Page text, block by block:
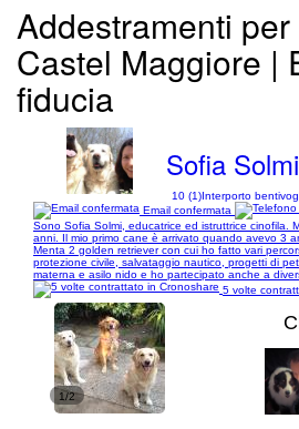
Addestramenti
Castel Maggiore |
fiducia
Sofia Solmi
10 (1)Interporto
Email confermata
Sono Sofia Solmi, educatrice ed istruttrice cinofila.
anni. Il mio primo cane è arrivato quando avevo 3
Menta 2 golden retriever con cui ho fatto vari
protezione civile, salvataggio nautico, progetti di
materna e asilo nido e ho partecipato anche a
5 volte
1/2